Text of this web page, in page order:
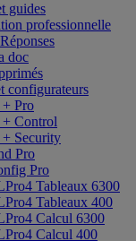
guides
professionnelle
doc
configurateurs
Pro
Control
Security
Pro
Pro
Tableaux 6300
Tableaux 400
Calcul 6300
Calcul 400